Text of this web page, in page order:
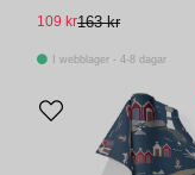
163 kr
109 kr
I webblager - 4-8 dagar